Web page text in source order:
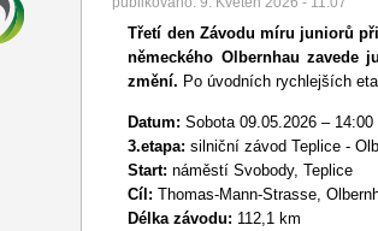
Třetí den Závodu míru juniorů
německého Olbernhau zavede
změní. Po úvodních rychlejších
Datum: Sobota 09.05.2026 – 14:00
3.etapa: silniční závod Teplice -
Start: náměstí Svobody, Teplice
Cíl: Thomas-Mann-Strasse,
Délka závodu: 112,1 km